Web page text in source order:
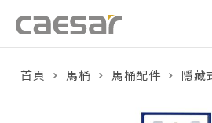
首頁 馬桶 馬桶配件 隱藏